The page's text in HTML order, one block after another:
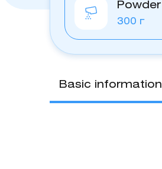
Powder
300 г
Basic information